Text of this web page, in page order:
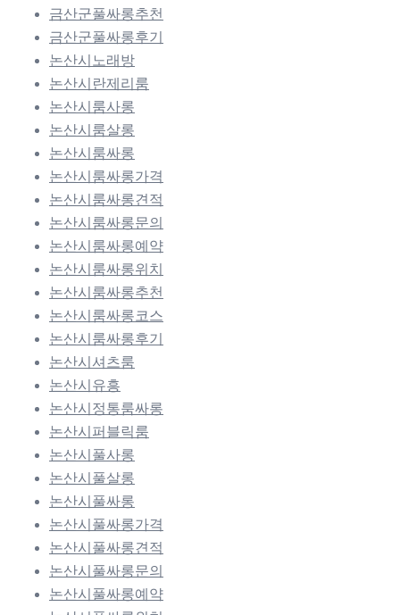
금산군풀싸롱추천
금산군풀싸롱후기
논산시노래방
논산시란제리룸
논산시룸사롱
논산시룸살롱
논산시룸싸롱
논산시룸싸롱가격
논산시룸싸롱견적
논산시룸싸롱문의
논산시룸싸롱예약
논산시룸싸롱위치
논산시룸싸롱추천
논산시룸싸롱코스
논산시룸싸롱후기
논산시셔츠룸
논산시유흥
논산시정통룸싸롱
논산시퍼블릭룸
논산시풀사롱
논산시풀살롱
논산시풀싸롱
논산시풀싸롱가격
논산시풀싸롱견적
논산시풀싸롱문의
논산시풀싸롱예약